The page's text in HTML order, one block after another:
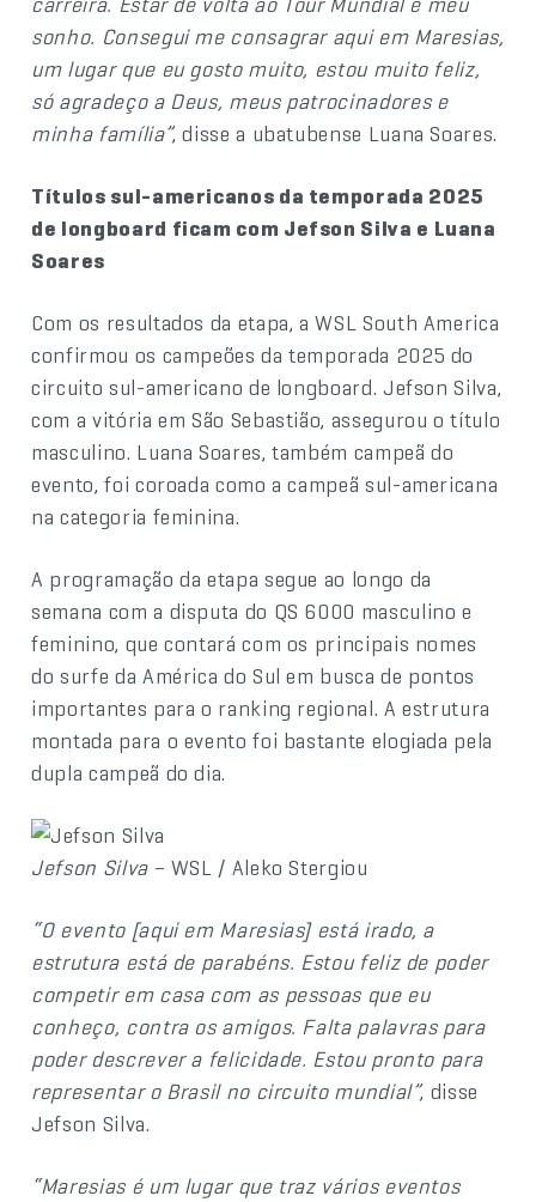
sonho. Consegui me consagrar aqui em Maresias,
um lugar que eu gosto muito, estou muito feliz,
só agradeço a Deus, meus patrocinadores e
minha família”, disse a ubatubense Luana Soares.
Títulos sul-americanos da temporada 2025
de longboard ficam com Jefson Silva e Luana
Soares
Com os resultados da etapa, a WSL South America
confirmou os campeões da temporada 2025 do
circuito sul-americano de longboard. Jefson Silva,
com a vitória em São Sebastião, assegurou o título
masculino. Luana Soares, também campeã do
evento, foi coroada como a campeã sul-americana
na categoria feminina.
A programação da etapa segue ao longo da
semana com a disputa do QS 6000 masculino e
feminino, que contará com os principais nomes
do surfe da América do Sul em busca de pontos
importantes para o ranking regional. A estrutura
montada para o evento foi bastante elogiada pela
dupla campeã do dia.
Jefson Silva – WSL / Aleko Stergiou
“O evento [aqui em Maresias] está irado, a
estrutura está de parabéns. Estou feliz de poder
competir em casa com as pessoas que eu
conheço, contra os amigos. Falta palavras para
poder descrever a felicidade. Estou pronto para
representar o Brasil no circuito mundial”, disse
Jefson Silva.
“Maresias é um lugar que traz vários eventos